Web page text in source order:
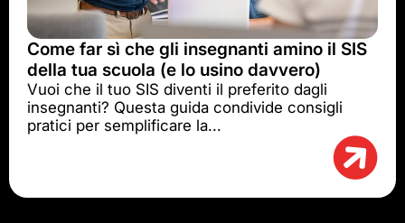
Come far sì che gli insegnanti amino il SIS
della tua scuola (e lo usino davvero)
Vuoi che il tuo SIS diventi il preferito dagli
insegnanti? Questa guida condivide consigli
pratici per semplificare la...